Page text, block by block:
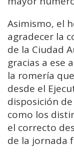
Asimismo, el
agradecer la
de la Ciudad
gracias a ese
la romería
desde el
disposición
como los
el correcto
de la jornada